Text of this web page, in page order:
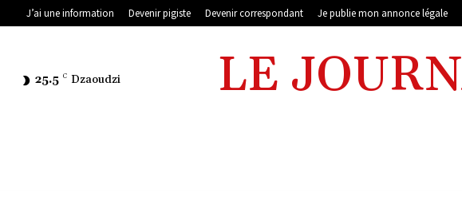
J’ai une information Devenir pigiste Devenir correspondant Je publie mon annonce légale
25.5 C Dzaoudzi LE